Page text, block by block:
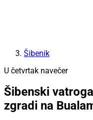
Šibenik
U četvrtak navečer
Šibenski
zgradi na